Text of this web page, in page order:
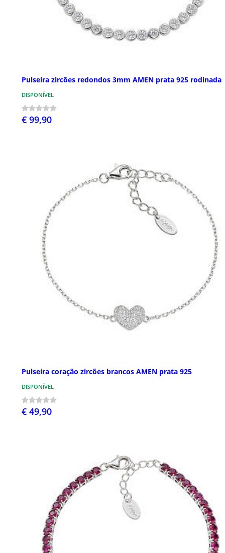
Pulseira zircões redondos 3mm AMEN prata 925 rodinada
DISPONÍVEL
€ 99,90
Pulseira coração zircões brancos AMEN prata 925
DISPONÍVEL
€ 49,90